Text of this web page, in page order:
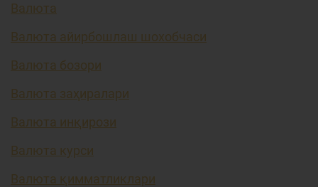
Валюта
Валюта айирбошлаш шохобчаси
Валюта бозори
Валюта заҳиралари
Валюта инқирози
Валюта курси
Валюта қимматликлари